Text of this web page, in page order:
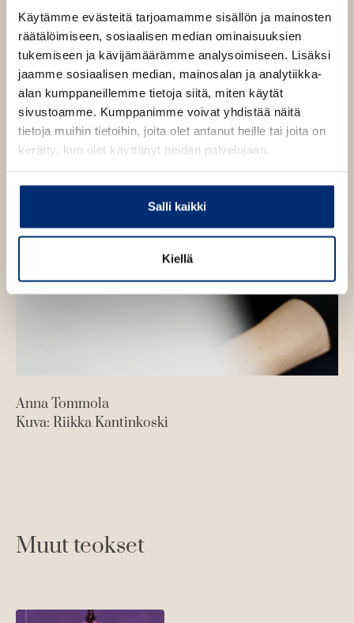
Käytämme evästeitä tarjoamamme sisällön ja mainosten
räätälöimiseen, sosiaalisen median ominaisuuksien
tukemiseen ja kävijämäärämme analysoimiseen. Lisäksi
jaamme sosiaalisen median, mainosalan ja analytiikka-
alan kumppaneillemme tietoja siitä, miten käytät
sivustoamme. Kumppanimme voivat yhdistää näitä
tietoja muihin tietoihin, joita olet antanut heille tai joita on
kerätty, kun olet käyttänyt heidän palvelujaan.
Salli kaikki
Kiellä
e
h
t
e
e
n
Anna Tommola
Kuva: Riikka Kantinkoski
Muut teokset